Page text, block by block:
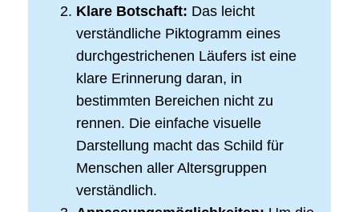
Klare Botschaft: Das leicht
verständliche Piktogramm eines
durchgestrichenen Läufers ist eine
klare Erinnerung daran, in
bestimmten Bereichen nicht zu
rennen. Die einfache visuelle
Darstellung macht das Schild für
Menschen aller Altersgruppen
verständlich.